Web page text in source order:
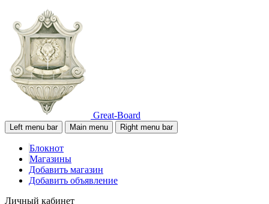
Great-Board
Left menu bar Main menu Right menu bar
Блокнот
Магазины
Добавить магазин
Добавить объявление
Личный кабинет